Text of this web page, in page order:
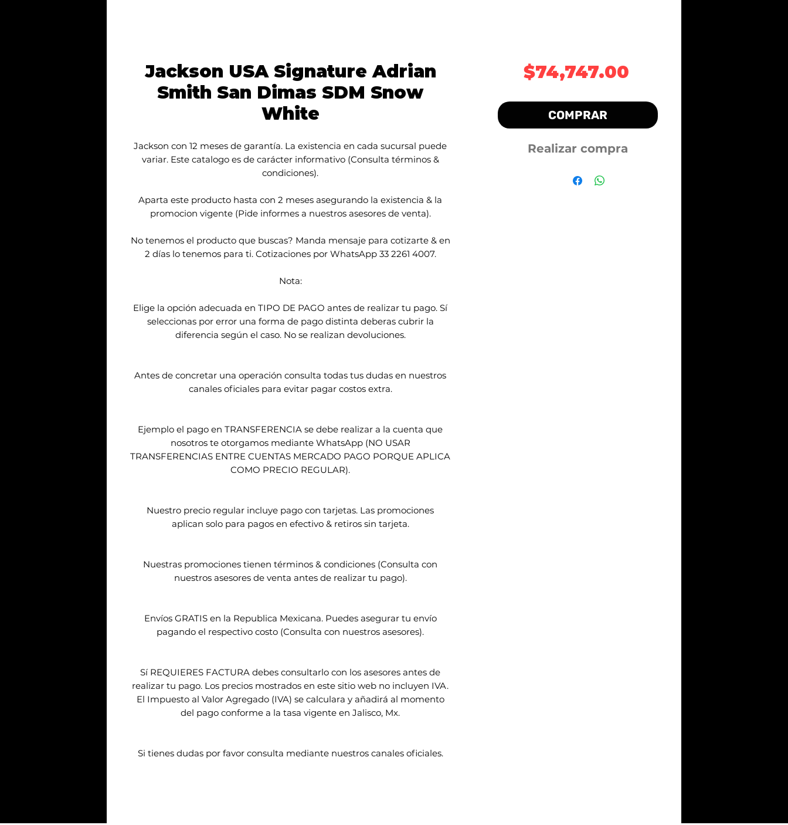
Jackson USA Signature Adrian
Smith San Dimas SDM Snow
White
Jackson con 12 meses de garantía. La existencia en cada sucursal puede
variar. Este catalogo es de carácter informativo (Consulta términos &
condiciones).
Aparta este producto hasta con 2 meses asegurando la existencia & la
promocion vigente (Pide informes a nuestros asesores de venta).
No tenemos el producto que buscas? Manda mensaje para cotizarte & en
2 días lo tenemos para ti. Cotizaciones por WhatsApp 33 2261 4007.
Nota:
Elige la opción adecuada en TIPO DE PAGO antes de realizar tu pago. Sí
seleccionas por error una forma de pago distinta deberas cubrir la
diferencia según el caso. No se realizan devoluciones.
Antes de concretar una operación consulta todas tus dudas en nuestros
canales oficiales para evitar pagar costos extra.
Ejemplo el pago en TRANSFERENCIA se debe realizar a la cuenta que
nosotros te otorgamos mediante WhatsApp (NO USAR
TRANSFERENCIAS ENTRE CUENTAS MERCADO PAGO PORQUE APLICA
COMO PRECIO REGULAR).
Nuestro precio regular incluye pago con tarjetas. Las promociones
aplican solo para pagos en efectivo & retiros sin tarjeta.
Nuestras promociones tienen términos & condiciones (Consulta con
nuestros asesores de venta antes de realizar tu pago).
Envíos GRATIS en la Republica Mexicana. Puedes asegurar tu envío
pagando el respectivo costo (Consulta con nuestros asesores).
Sí REQUIERES FACTURA debes consultarlo con los asesores antes de
realizar tu pago. Los precios mostrados en este sitio web no incluyen IVA.
El Impuesto al Valor Agregado (IVA) se calculara y añadirá al momento
del pago conforme a la tasa vigente en Jalisco, Mx.
Si tienes dudas por favor consulta mediante nuestros canales oficiales.
$74,747.00Precio
COMPRAR
Realizar compra